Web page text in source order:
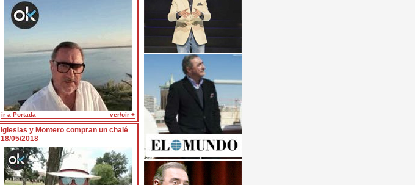
ir a Portada ver/oir +
Iglesias y Montero compran un chalé
18/05/2018